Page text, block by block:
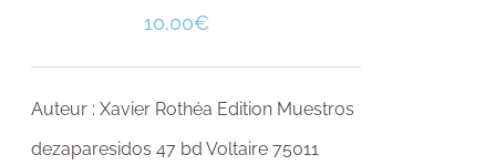
10,00€
Auteur : Xavier Rothéa Edition Muestros
dezaparesidos 47 bd Voltaire 75011